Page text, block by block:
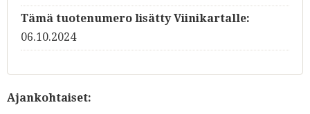
Tämä tuotenumero lisätty Viinikartalle:
06.10.2024
Ajankohtaiset: